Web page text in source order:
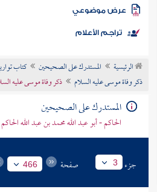
الكتب
موضوعي
تراجم الأعلام
الرئيسية المستدرك على الصحيحين
كتاب
ذكر وفاة موسى عليه السلام
ذكر وفاة موسى عليه
المستدرك على الصحيحين
الحاكم - أبو عبد الله محمد بن عبد الله
جزء 3 صفحة 466